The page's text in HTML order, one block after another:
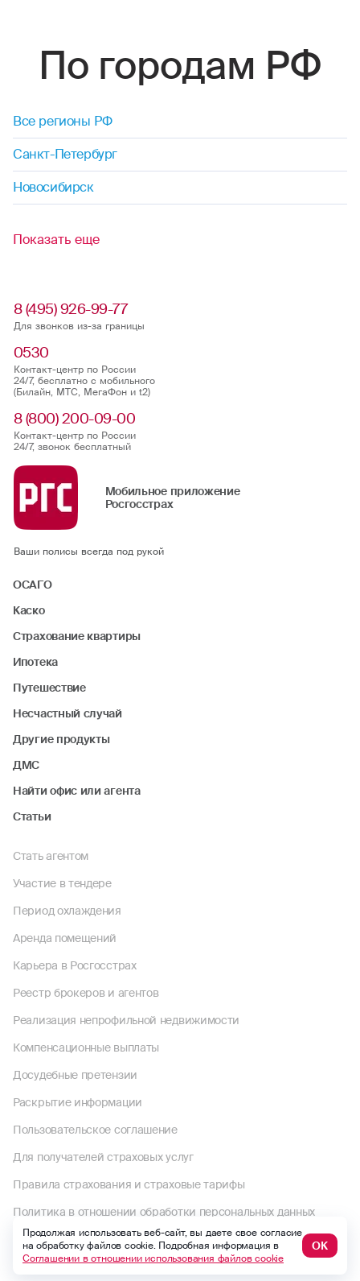
По городам РФ
Все регионы РФ
Санкт-Петербург
Новосибирск
Показать еще
8 (495) 926-99-77
Для звонков из-за границы
0530
Контакт-центр по России
24/7, бесплатно с мобильного
(Билайн, МТС, МегаФон и t2)
8 (800) 200-09-00
Контакт-центр по России
24/7, звонок бесплатный
Мобильное приложение
Росгосстрах
Ваши полисы всегда под рукой
ОСАГО
Каско
Страхование квартиры
Ипотека
Путешествие
Несчастный случай
Другие продукты
ДМС
Найти офис или агента
Статьи
Стать агентом
Участие в тендере
Период охлаждения
Аренда помещений
Карьера в Росгосстрах
Реестр брокеров и агентов
Реализация непрофильной недвижимости
Компенсационные выплаты
Досудебные претензии
Раскрытие информации
Пользовательское соглашение
Для получателей страховых услуг
Правила страхования и страховые тарифы
Политика в отношении обработки персональных данных
Комплектность документов по страховому случаю по ОСАГО
Выплаты по договорам до 1992 года
Продолжая использовать веб-сайт, вы даете свое согласие
на обработку файлов cookie. Подробная информация в
Соглашении в отношении использования файлов cookie
ОК